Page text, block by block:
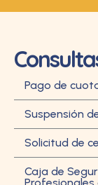
Pago de
Suspensión
Solicitud de
Caja de